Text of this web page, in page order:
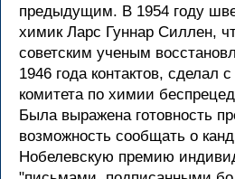
предыдущим. В 1954 году
химик Ларс Гуннар Силлен,
советским ученым
1946 года контактов, сделал
комитета по химии
Была выражена готовность
возможность сообщать о
Нобелевскую премию